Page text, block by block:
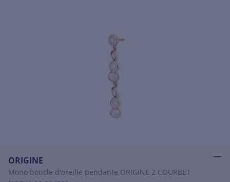
ORIGINE
Mono boucle d'oreille pendante ORIGINE 2 COURBET